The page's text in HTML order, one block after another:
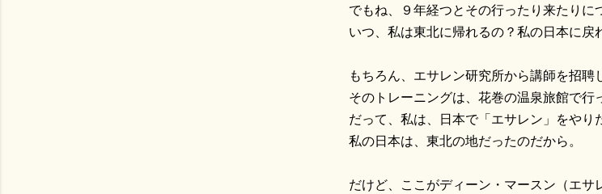
でもね、９年経つとその行ったり来たりに
いつ、私は東北に帰れるの？私の日本に戻
もちろん、エサレン研究所から講師を招聘
そのトレーニングは、花巻の温泉旅館で行
だって、私は、日本で「エサレン」をやり
私の日本は、東北の地だったのだから。
だけど、ここがディーン・マースン（エサ